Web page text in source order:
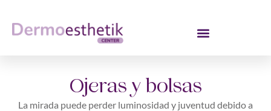
Ojeras y bolsas
La mirada puede perder luminosidad y juventud debido a